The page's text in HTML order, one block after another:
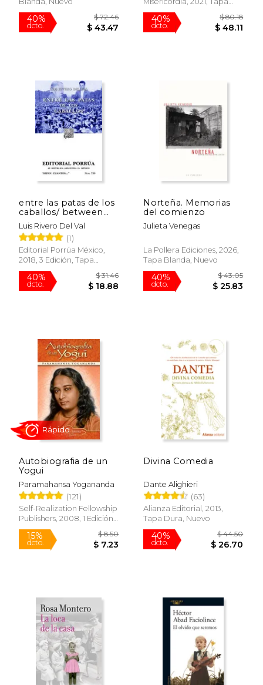
40%
Blanda, Nuevo
40%
entre las patas de los
caballos/ between
the legs of the horses
Luis Rivero Del Val
(1)
Editorial Porrúa México,
2018, 3 Edición, Tapa
Blanda, Nuevo
40%
dcto.
$ 31.46
Norteña. Memorias
del comienzo
Julieta Venegas
La Pollera Ediciones, 2026,
Tapa Blanda, Nuevo
40%
Autobiografia de un
Yogui
Paramahansa Yogananda
(121)
Self-Realization Fellowship
Publishers, 2008, 1 Edición,
Tapa Blanda, Nuevo
Rápido
Divina Comedia
Dante Alighieri
(63)
Alianza Editorial, 2013,
Tapa Dura, Nuevo